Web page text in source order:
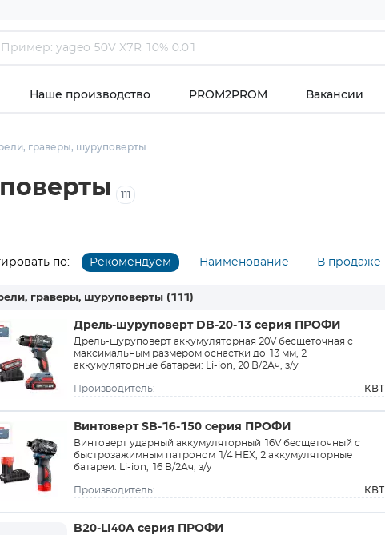
Наше производство PROM2PROM Вакансии
граверы, шуруповерты
111
по: Рекомендуем Наименование В продаже
граверы, шуруповерты (111)
Дрель-шуруповерт DB-20-13 серия ПРОФИ
Дрель-шуруповерт аккумуляторная 20V бесщеточная с
максимальным размером оснастки до 13 мм, 2
аккумуляторные батареи: Li-ion, 20 В/2Ач, з/у
Производитель: КВТ
Винтоверт SB-16-150 серия ПРОФИ
Винтоверт ударный аккумуляторный 16V бесщеточный с
быстрозажимным патроном 1/4 НЕХ, 2 аккумуляторные
батареи: Li-ion, 16 В/2Ач, з/у
Производитель: КВТ
B20-LI40A серия ПРОФИ